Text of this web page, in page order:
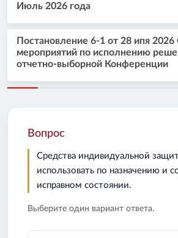
Июль 2026 года
Постановление 6-1 от 28 ипя
мероприятий по исполнению
отчетно-выборной Конференции
Вопрос
Средства индивидуальной
использовать по назначению и
исправном состоянии.
Выберите один вариант ответа.